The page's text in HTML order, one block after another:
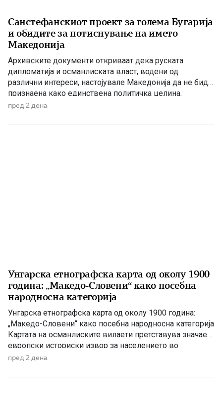
Санстефанскиот проект за голема Бугарија
и обидите за потиснување на името
Македонија
Архивските документи откриваат дека руската
дипломатија и османлиската власт, водени од
различни интереси, настојувале Македонија да не биде
признаена како единствена политичка целина.
Наместо нејзиното историско име, во службената
вилаети“. Македонија во Санстефанскиот проект По
пред 2 дена
Унгарска етнографска карта од околу 1900
година: „Македо-Словени“ како посебна
народносна категорија
Унгарска етнографска карта од околу 1900 година:
„Македо-Словени“ како посебна народносна категорија
Картата на османлиските вилаети претставува значаен
европски историски извор за населението во
Македонија на преминот од XIX кон XX век На крајот
силни политички, црковни и пропагандни судири.
пред 2 дена